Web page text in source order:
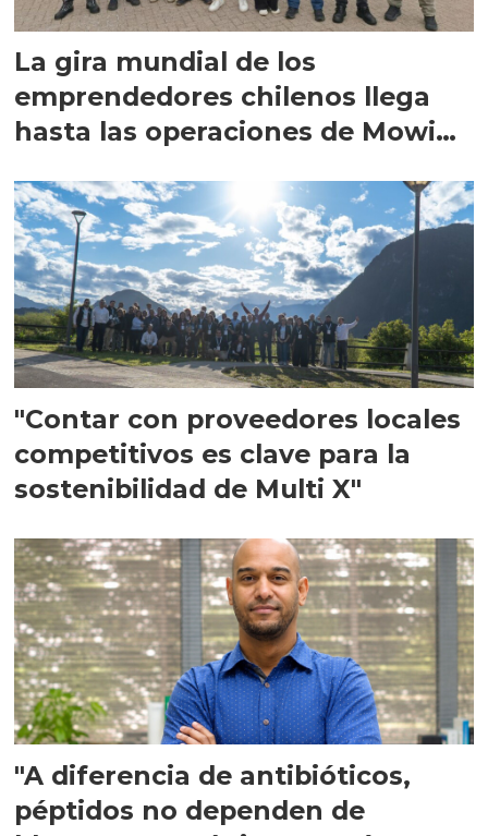
La gira mundial de los
emprendedores chilenos llega
hasta las operaciones de Mowi
"Contar con proveedores locales
competitivos es clave para la
sostenibilidad de Multi X"
"A diferencia de antibióticos,
péptidos no dependen de